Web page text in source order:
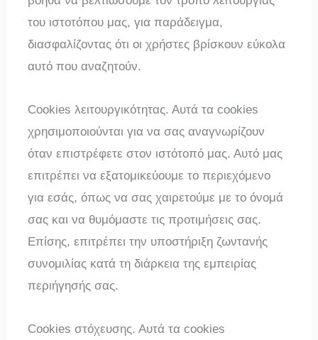
του ιστοτόπου μας, για παράδειγμα,
διασφαλίζοντας ότι οι χρήστες βρίσκουν εύκολα
αυτό που αναζητούν.
Cookies λειτουργικότητας. Αυτά τα cookies
χρησιμοποιούνται για να σας αναγνωρίζουν
όταν επιστρέφετε στον ιστότοπό μας. Αυτό μας
επιτρέπει να εξατομικεύουμε το περιεχόμενο
για εσάς, όπως να σας χαιρετούμε με το όνομά
σας και να θυμόμαστε τις προτιμήσεις σας.
Επίσης, επιτρέπει την υποστήριξη ζωντανής
συνομιλίας κατά τη διάρκεια της εμπειρίας
περιήγησής σας.
Cookies στόχευσης. Αυτά τα cookies